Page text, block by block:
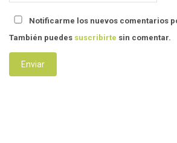
Notificarme los nuevos comentarios
También puedes suscribirte sin comentar.